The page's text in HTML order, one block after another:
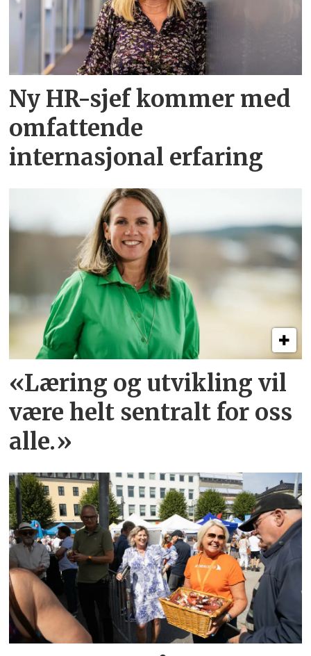
Ny HR-sjef kommer med
omfattende
internasjonal erfaring
«Læring og utvikling vil
være helt sentralt for oss
alle.»